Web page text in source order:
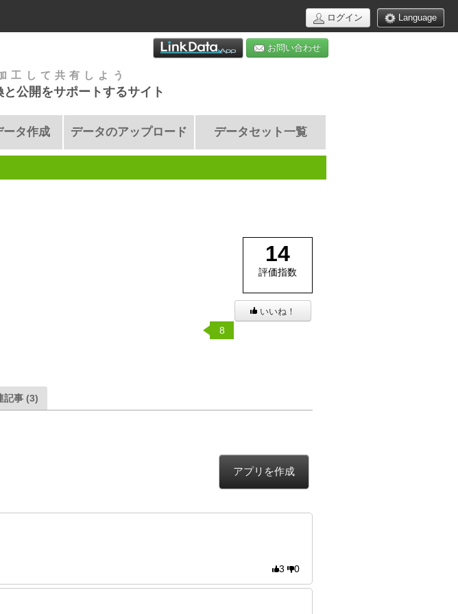
Language
ログイン
お問い合わせ
工して共有しよう
公開をサポートするサイト
ータ作成 データのアップロード データセット一覧
14
評価指数
いいね！
8
記事 (3)
アプリを作成
3 0